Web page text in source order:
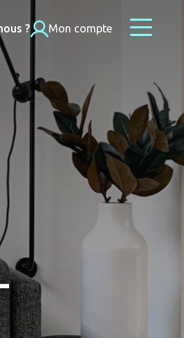
? Mon compte